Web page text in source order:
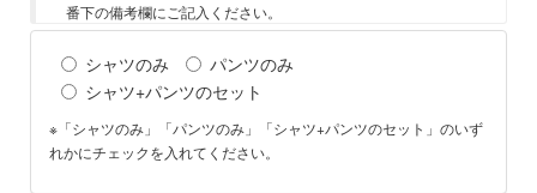
番下の備考欄にご記入ください。
シャツのみ
パンツのみ
シャツ+パンツのセット
※「シャツのみ」「パンツのみ」「シャツ+パンツのセット」のいず
れかにチェックを入れてください。